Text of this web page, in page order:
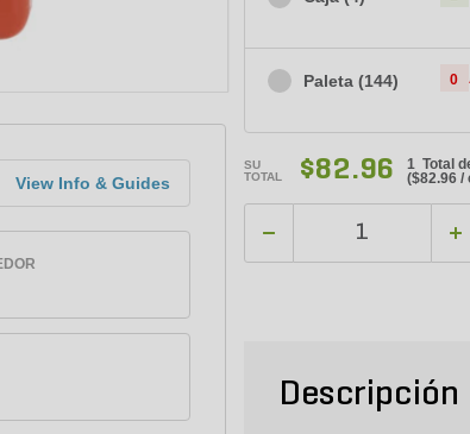
View Info & Guides
Paleta (144) 0
SU
TOTAL
$82.96
1 Total
($82.96 /
Descripción